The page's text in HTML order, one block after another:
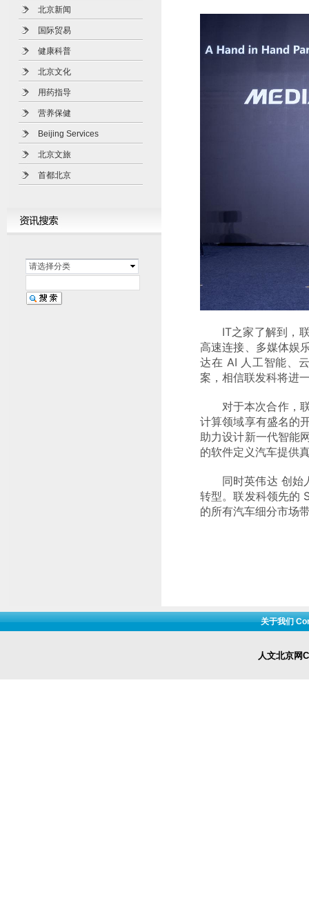
北京新闻
国际贸易
健康科普
北京文化
用药指导
营养保健
Beijing Services
北京文旅
首都北京
请选择分类
IT之家了解到，
高速连接、多媒体娱
达在 AI 人工智能、
案，相信联发科将进
对于本次合作，
计算领域享有盛名的
助力设计新一代智能
的软件定义汽车提供
同时英伟达 创始
转型。联发科领先的
的所有汽车细分市场
人文北京网
关于我们